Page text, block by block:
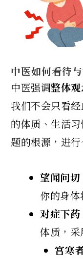
中医如何看待
中医强调整体
我们不会只看
的体质、生活
题的根源，进
望闻问切
你的身体
对症下药
体质，采
宫寒